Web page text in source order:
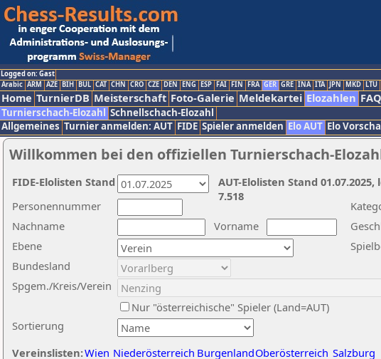
Logged on: Gast
Arabic ARM AZE BIH BUL CAT CHN CRO CZE DEN ENG ESP FAI FIN FRA GER GRE INA ITA JPN MKD LTU
Home TurnierDB Meisterschaft Foto-Galerie Meldekartei Elozahlen FAQ
Turnierschach-Elozahl Schnellschach-Elozahl
Allgemeines Turnier anmelden: AUT FIDE Spieler anmelden Elo AUT Elo
Willkommen bei den offiziellen Turnierschach-
Nachname
Vorname
Ebene
Sortierung
Personennummer
Bundesland
Spgem./Kreis/Verein
Nur "österreichische" Spieler (Land=AUT)
Vereinslisten:Wien Niederösterreich BurgenlandOberösterreich Salzburg
AUT-Elolisten Stand
7.518
FIDE-Elolisten Stand